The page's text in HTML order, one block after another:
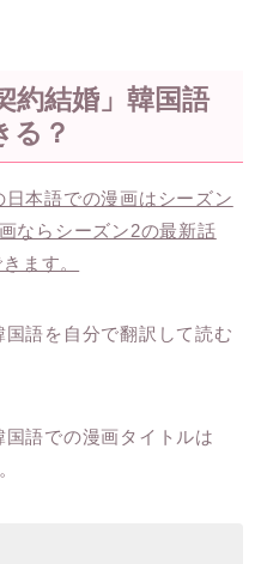
約結婚」韓国語
る？
日本語での漫画はシーズン
ならシーズン2の最新話
ます。
語を自分で翻訳して読む
国語での漫画タイトルは